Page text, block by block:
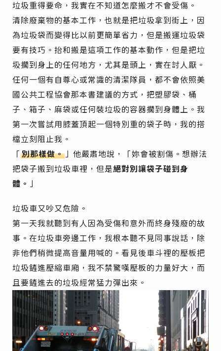
垃圾重得要命，我實在不知道怎麼搬才不會受傷。
清除廢棄物的基本工作，也就是把垃圾拿到街上，因
為垃圾袋而變得比以前更簡單省力，但是搬運垃圾袋
要有技巧。抬和搬是這項工作的基本動作，但是把垃
圾擱到身上的任何地方，尤其是頭上，實在討人厭。
任何一個有自尊心或常識的清潔隊員，都不會依照美
國公共工程協會那本書建議的方式，把塑膠袋、桶
子、箱子、麻袋或任何裝垃圾的容器擱到身體上。我
第一次嘗試用膝蓋頂起一個特別重的袋子時，我的搭
檔立刻阻止我。
「別那樣做。 」他嚴肅地說，「妳會被割傷。想辦法
把袋子搬到垃圾車裡，但是絕對別讓袋子碰到身
體。
」
垃圾車又吵又危險。
第一天我就聽到有人因為受傷和意外而終身殘廢的故
事。在垃圾車旁邊工作，我根本聽不見同事說話，除
非他們稍微提高音量用喊的。看見後車斗裡的壓板把
垃圾鏟進壓縮車廂，我不禁驚嘆壓板的力量好大，而
且要鏟進去的垃圾經常猛力彈出來。